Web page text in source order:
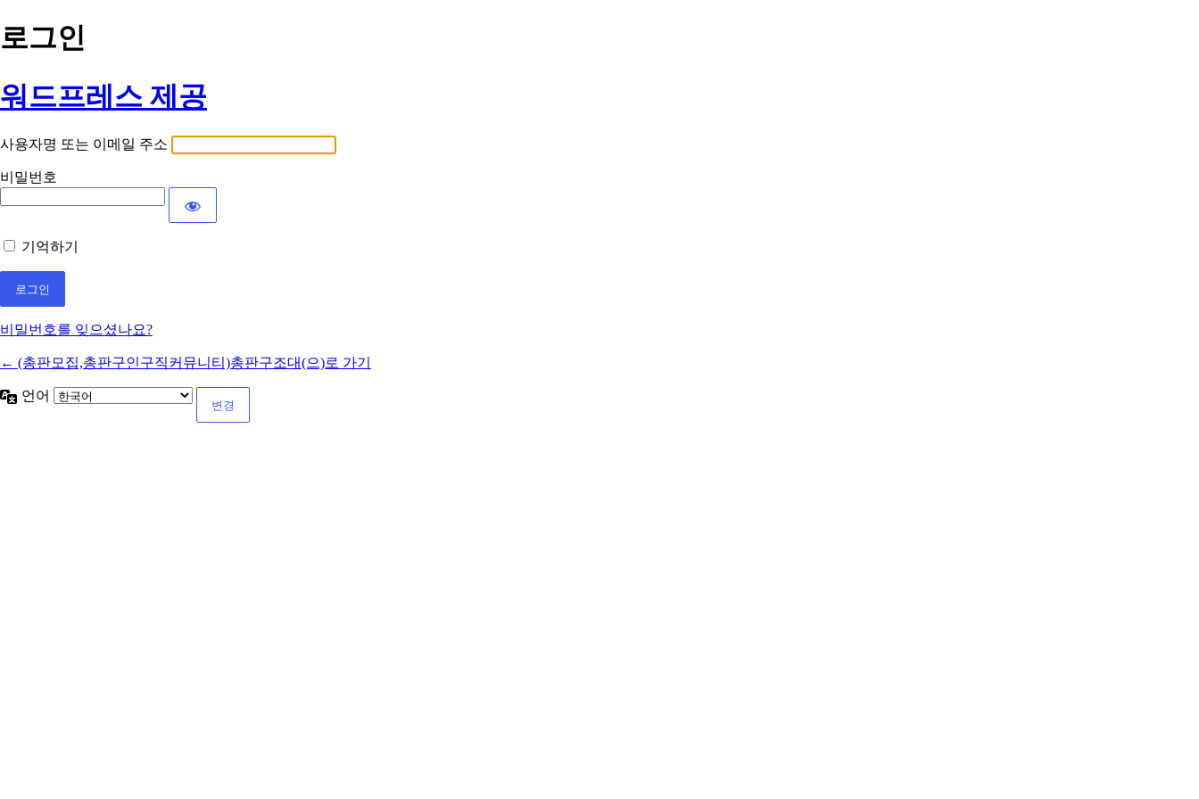
로그인
워드프레스 제공
사용자명 또는 이메일 주소
비밀번호
기억하기
비밀번호를 잊으셨나요?
← (총판모집,총판구인구직커뮤니티)총판구조대(으)로 가기
언어